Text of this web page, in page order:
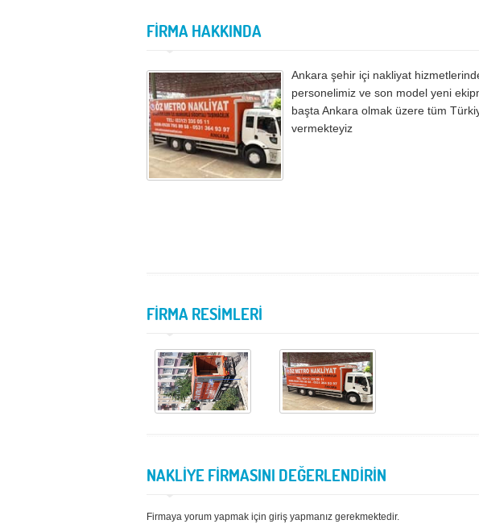
FİRMA HAKKINDA
Ankara şehir içi nakliyat
personelimiz ve son model yeni
başta Ankara olmak üzere tüm
vermekteyiz
FİRMA RESİMLERİ
NAKLİYE FİRMASINI DEĞERLENDİRİN
Firmaya yorum yapmak için giriş yapmanız gerekmektedir.